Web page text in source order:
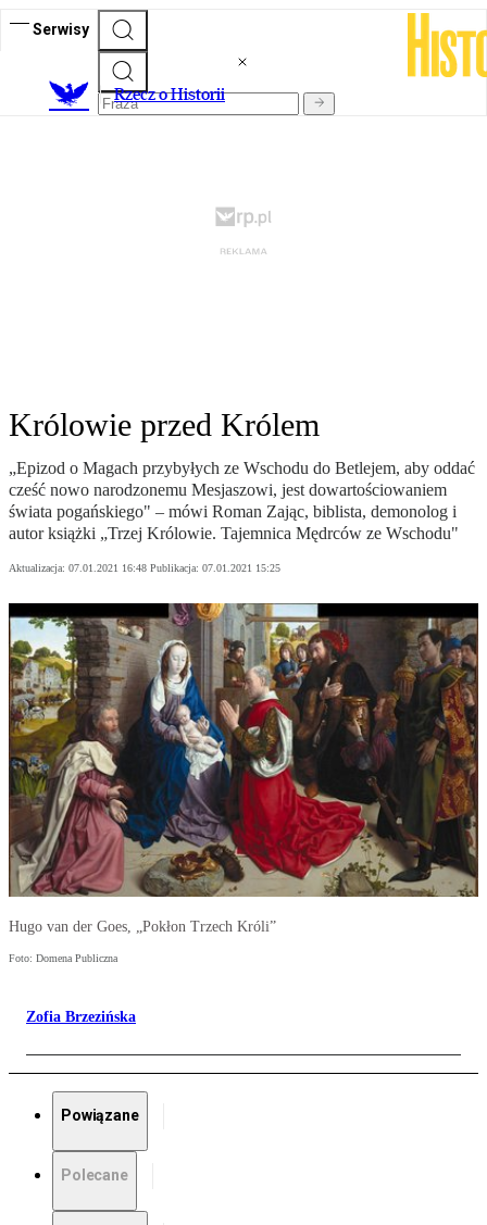
Serwisy
Rzecz o Historii
Królowie przed Królem
„Epizod o Magach przybyłych ze Wschodu do Betlejem, aby oddać
cześć nowo narodzonemu Mesjaszowi, jest dowartościowaniem
świata pogańskiego" – mówi Roman Zając, biblista, demonolog i
autor książki „Trzej Królowie. Tajemnica Mędrców ze Wschodu"
Aktualizacja: 07.01.2021 16:48 Publikacja: 07.01.2021 15:25
Hugo van der Goes, „Pokłon Trzech Króli”
Foto: Domena Publiczna
Zofia Brzezińska
Powiązane
Polecane